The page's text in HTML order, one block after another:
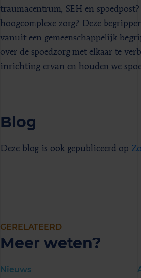
traumacentrum, SEH en
hoogcomplexe zorg? Deze
vanuit een gemeenschappelijk
over de spoedzorg met elkaar te
inrichting ervan en houden we
Blog
Deze blog is ook gepubliceerd op
GERELATEERD
Meer weten?
Nieuws